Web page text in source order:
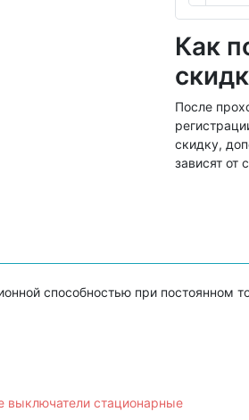
Как
После
скидку,
зависят от
способностью при постоянном
выключатели стационарные